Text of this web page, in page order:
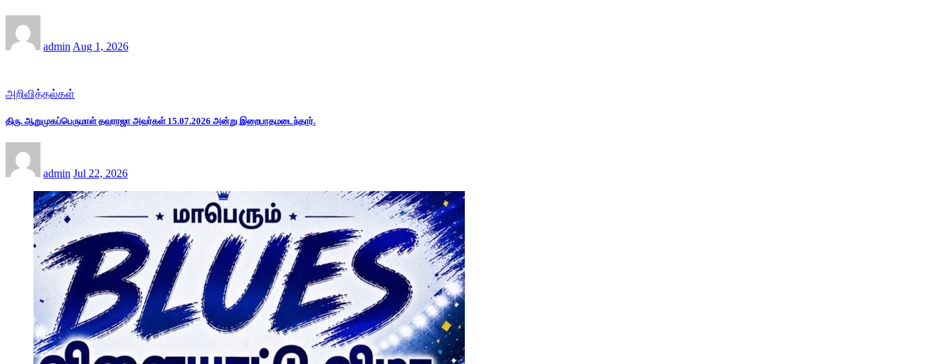
admin Aug 1, 2026
அறிவித்தல்கள்
திரு. ஆறுமுகப்பெருமாள் தவராஜா அவர்கள் 15.07.2026 அன்று இறைபாதமடைந்தார்.
admin Jul 22, 2026